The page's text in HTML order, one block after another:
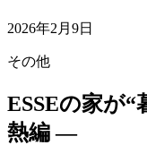
2026年2月9日
その他
ESSEの家が
熱編 ―